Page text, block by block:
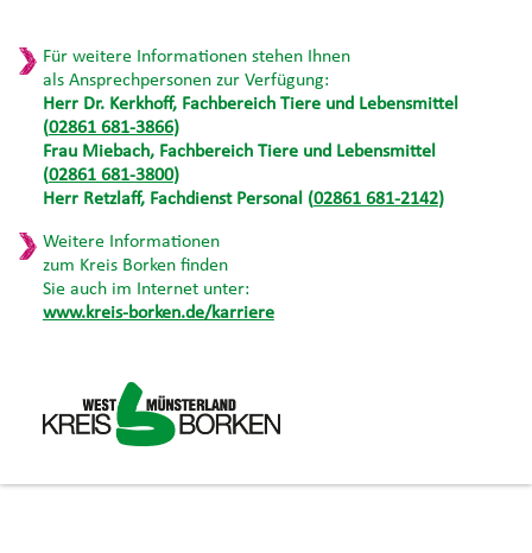
Für weitere Informationen stehen Ihnen
als Ansprechpersonen zur Verfügung:
Herr Dr. Kerkhoff, Fachbereich Tiere und Lebensmittel
(02861 681-3866)
Frau Miebach, Fachbereich Tiere und Lebensmittel
(02861 681-3800)
Herr Retzlaff, Fachdienst Personal (02861 681-2142)
Weitere Informationen
zum Kreis Borken finden
Sie auch im Internet unter:
www.kreis-borken.de/karriere